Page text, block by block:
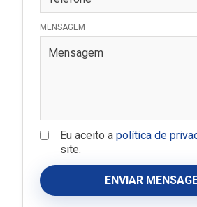
MENSAGEM
Eu aceito a política de
site.
ENVIAR